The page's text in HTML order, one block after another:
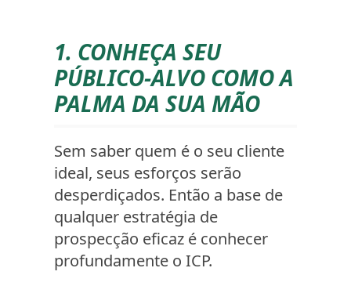
1. CONHEÇA SEU
PÚBLICO-ALVO COMO A
PALMA DA SUA MÃO
Sem saber quem é o seu cliente
ideal, seus esforços serão
desperdiçados. Então a base de
qualquer estratégia de
prospecção eficaz é conhecer
profundamente o ICP.